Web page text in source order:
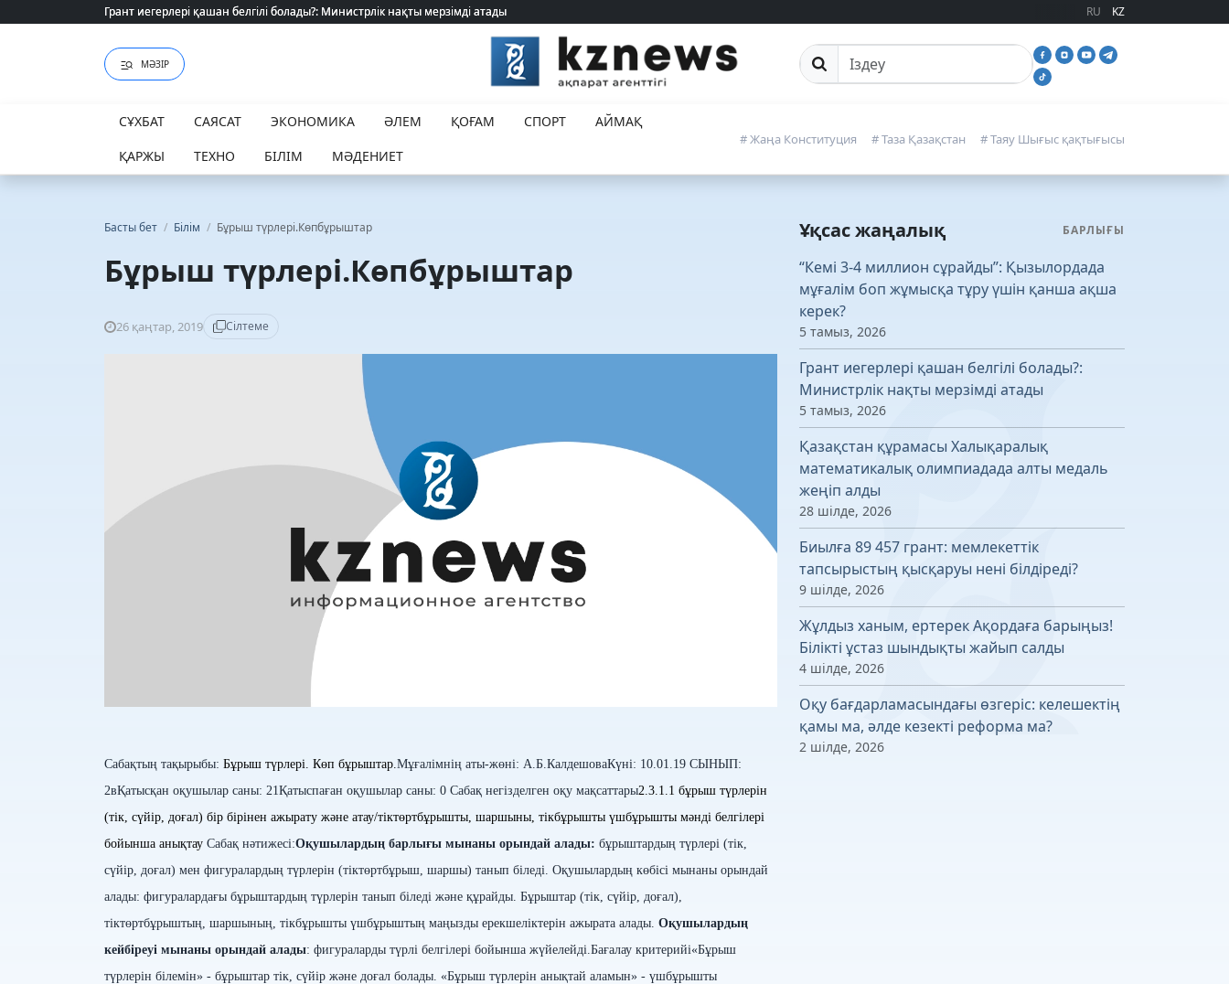
Грант иегерлері қашан белгілі болады?: Министрлік нақты мерзімді атады
Грант иегерлері қашан белгілі болады?: Министрлік нақты мерзімді атады RU KZ
МӘЗІР Сайттан іздеу
СҰХБАТ САЯСАТ ЭКОНОМИКА ӘЛЕМ ҚОҒАМ СПОРТ
АЙМАҚ
ҚАРЖЫ
ТЕХНО БІЛІМ МӘДЕНИЕТ
# Жаңа Конституция # Таза Қазақстан # Таяу Шығыс қақтығысы
Басты бет / Білім / Бұрыш түрлері.Көпбұрыштар
Бұрыш түрлері.Көпбұрыштар
26 қаңтар, 2019 Сілтеме
Сабақтың тақырыбы: Бұрыш түрлері. Көп бұрыштар.Мұғалімнің аты-жөні: А.Б.КалдешоваКүні: 10.01.19 СЫНЫП:
2вҚатысқан оқушылар саны: 21Қатыспаған оқушылар саны: 0 Сабақ негізделген оқу мақсаттары2.3.1.1 бұрыш түрлерін
(тік, сүйір, доғал) бір бірінен ажырату және атау/тіктөртбұрышты, шаршыны, тікбұрышты үшбұрышты мәнді белгілері
бойынша анықтау Сабақ нәтижесі:Оқушылардың барлығы мынаны орындай алады: бұрыштардың түрлері (тік,
сүйір, доғал) мен фигуралардың түрлерін (тіктөртбұрыш, шаршы) танып біледі. Оқушылардың көбісі мынаны орындай
алады: фигуралардағы бұрыштардың түрлерін танып біледі жəне құрайды. Бұрыштар (тік, сүйір, доғал),
тіктөртбұрыштың, шаршының, тікбұрышты үшбұрыштың маңызды ерекшеліктерін ажырата алады. Оқушылардың
кейбіреуі мынаны орындай алады: фигураларды түрлі белгілері бойынша жүйелейді.Бағалау критерийі«Бұрыш
түрлерін білемін» - бұрыштар тік, сүйір жəне доғал болады. «Бұрыш түрлерін анықтай аламын» - үшбұрышты
Ұқсас жаңалық БАРЛЫҒЫ
“Кемі 3-4 миллион сұрайды”: Қызылордада
мұғалім боп жұмысқа тұру үшін қанша ақша
керек?
5 тамыз, 2026
Грант иегерлері қашан белгілі болады?:
Министрлік нақты мерзімді атады
5 тамыз, 2026
Қазақстан құрамасы Халықаралық
математикалық олимпиадада алты медаль
жеңіп алды
28 шілде, 2026
Биылға 89 457 грант: мемлекеттік
тапсырыстың қысқаруы нені білдіреді?
9 шілде, 2026
Жұлдыз ханым, ертерек Ақордаға барыңыз!
Білікті ұстаз шындықты жайып салды
4 шілде, 2026
Оқу бағдарламасындағы өзгеріс: келешектің
қамы ма, әлде кезекті реформа ма?
2 шілде, 2026